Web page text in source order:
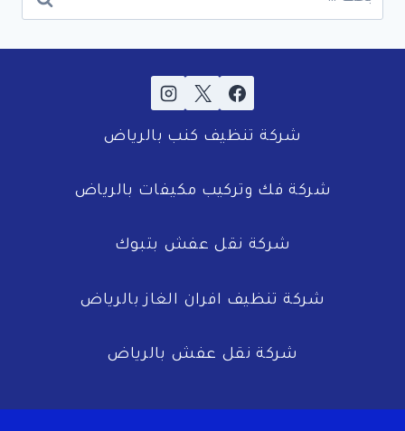
عن:
شركة تنظيف كنب بالرياض
شركة فك وتركيب مكيفات بالرياض
شركة نقل عفش بتبوك
شركة تنظيف افران الغاز بالرياض
شركة نقل عفش بالرياض